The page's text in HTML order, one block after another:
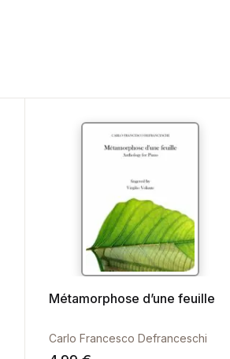
Métamorphose d’une feuille
Carlo Francesco Defranceschi